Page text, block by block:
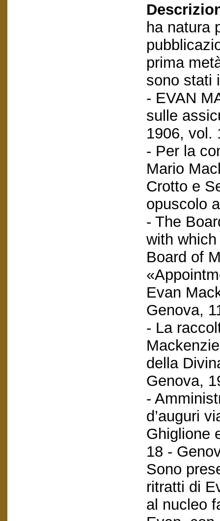
ha natura
prima
sono stati
- EVAN
sulle
1906, vol.
- Per la
Mario
Crotto e
opuscolo
- The
with
Board of
Evan
Genova,
- La
della
Genova,
-
d’auguri
Ghiglione
18 -
Sono
ritratti di
al nucleo